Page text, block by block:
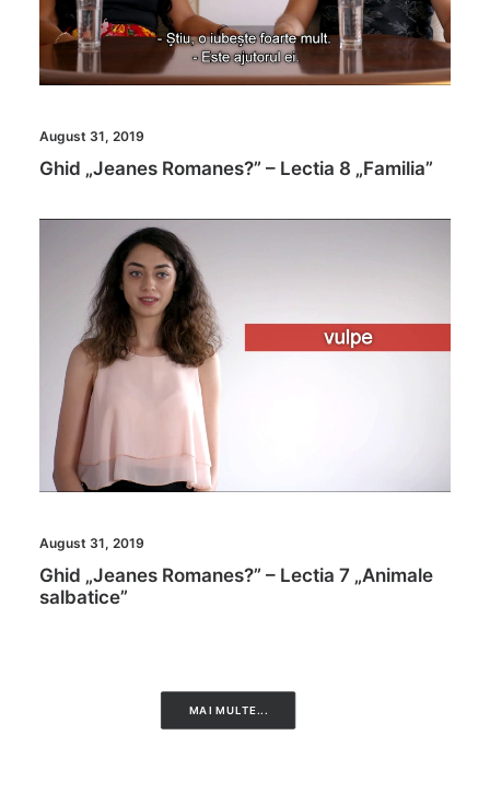
August 31, 2019
Ghid „Jeanes Romanes?” – Lectia 8 „Familia”
August 31, 2019
Ghid „Jeanes Romanes?” – Lectia 7 „Animale
salbatice”
MAI MULTE...